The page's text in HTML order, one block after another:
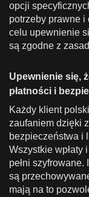
opcji
potrzeby prawne i
celu upewnienie
są zgodne z
Upewnienie się,
płatności i
Każdy klient
zaufaniem dzięki
bezpieczeństwa i
Wszystkie wpłaty
pełni szyfrowane.
są
mają na to